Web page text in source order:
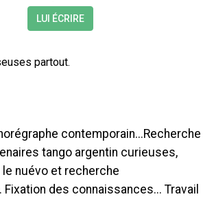
LUI ÉCRIRE
partout.
contemporain...Recherche
tango argentin curieuses,
nuévo et recherche
des connaissances... Travail